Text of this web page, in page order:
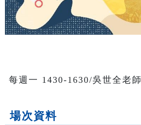
每週一 1430-1630/吳世全老師
場次資料